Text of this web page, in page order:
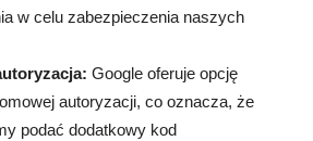
w celu zabezpieczenia naszych
Google oferuje opcję
autoryzacji, co oznacza, że
podać dodatkowy kod